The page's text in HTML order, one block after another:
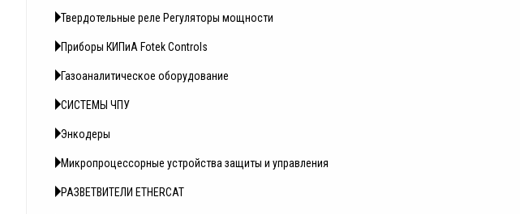
Твердотельные реле Регуляторы мощности
Приборы КИПиА Fotek Controls
Газоаналитическое оборудование
СИСТЕМЫ ЧПУ
Энкодеры
Микропроцессорные устройства защиты и управления
РАЗВЕТВИТЕЛИ ETHERCAT